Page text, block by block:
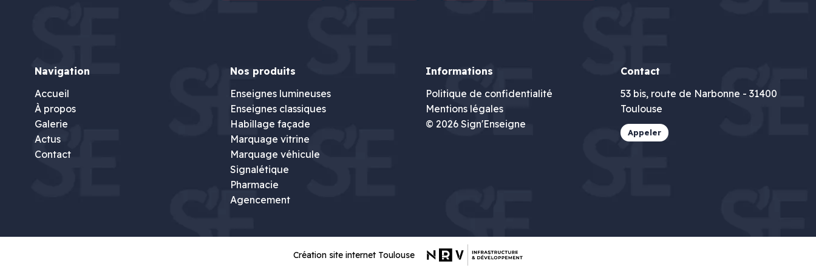
Navigation
Accueil
À propos
Galerie
Actus
Contact
Nos produits
Enseignes lumineuses
Enseignes classiques
Habillage façade
Marquage vitrine
Marquage véhicule
Signalétique
Pharmacie
Agencement
Informations
Politique de confidentialité
Mentions légales
© 2026 Sign'Enseigne
Contact
53 bis, route de Narbonne - 31400
Toulouse
Appeler
Création site internet Toulouse